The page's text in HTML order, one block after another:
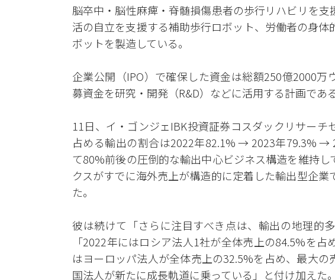
脳卒中・脳性麻痺・脊髄損傷患者の歩行リハビリを
活の自立を支援する補助歩行ロボット、労働者の身
ボットを製造している。
企業公開（IPO）で確保した資金は総額250億2000万
募資金を研究・開発（R&D）などに活用する計画である
11日、イ・ゴンジェIBK投資証券コスダックリサー
占める輸出の割合は2022年82.1% → 2023年79.3%
て80%前後の圧倒的な輸出中心ビジネス構造を維持
クスがすでに海外売上が構造的に定着した輸出型企
た。
彼は続けて「さらに注目すべき点は、輸出の地理的
「2022年にはロシア法人1社が全体売上の84.5%を
はヨーロッパ法人が全体売上の32.5%を占め、最大
国法人が新たに成長軌道に乗っている」と付け加えた。